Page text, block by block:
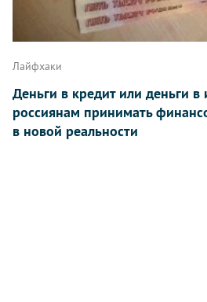
Лайфхаки
Деньги в кредит или деньги в
россиянам принимать
в новой реальности